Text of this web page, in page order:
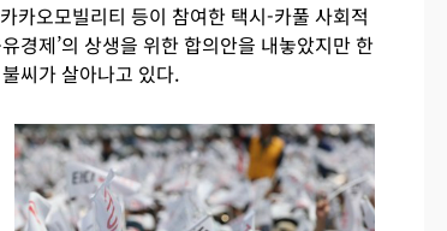
카오모빌리티 등이 참여한 택시-카풀 사회적
경제’의 상생을 위한 합의안을 내놓았지만 한
씨가 살아나고 있다.